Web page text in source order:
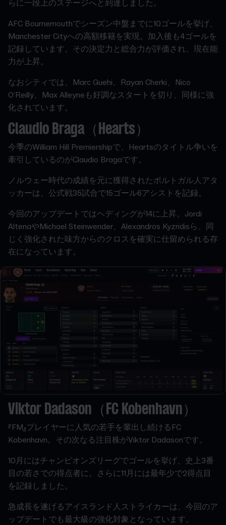
らに一段上のステージへと到達しました。
AFC Bournemouthでシーズン中盤までに10ゴールを挙げ、
Manchester Cityへの高額移籍を実現。加入後も4ゴールを
記録しています。その決定力と総合力が評価され、現在能
力が上昇。
なおシティでは、Marc Guehi、Rayan Cherki、Nico
O’Reilly、Max Alleyneも好調なスタートを切り、同様に強
化されています。
Claudio Braga（Hearts）
今季のWilliam Hill Premiershipで、Heartsのタイトル争いを
牽引しているのがClaudio Bragaです。
ノルウェー時代の成績を元に獲得されたポルトガル人アタ
ッカーは、公式戦35試合で15ゴール6アシストを記録。
今回のアップデートではヘディングが14に上昇。Jordi
AltenaやMichael Steinwender、Alexandros Kyzridisら、同
じく強化された味方からのクロスを確実に仕留められる存
在になっています。
Viktor Dadason（FC Kobenhavn）
『FM』プレイヤーに人気の若手を輩出し続けるFC
Kobenhavn。その次なる注目株がViktor Dadasonです。
10月にはチャンピオンズリーグでゴールを挙げ、史上3番
目の若さでの得点者に。さらに11月には最年少で2得点目
を記録しました。
急成長を遂げるアイスランド人ストライカーは、今回のア
ップデートでも最大級の強化対象となっています。